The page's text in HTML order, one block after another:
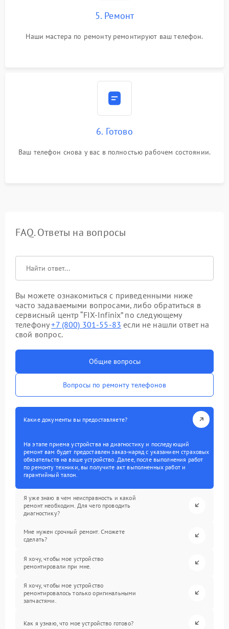
5. Ремонт
Наши мастера по ремонту ремонтируют ваш телефон.
6. Готово
Ваш телефон снова у вас в полностью рабочем состоянии.
FAQ. Ответы на вопросы
Вы можете ознакомиться с приведенными ниже
часто задаваемыми вопросами, либо обратиться в
сервисный центр “FIX-Infinix” по следующему
телефону+7 (800) 301-55-83 если не нашли ответ на
свой вопрос.
Общие вопросы
Вопросы по ремонту телефонов
Какие документы вы предоставляете?
На этапе приема устройства на диагностику и последующий
ремонт вам будет предоставлен заказ-наряд с указанием страховых
обязательств на ваше устройство. Далее, после выполнения работ
по ремонту техники, вы получите акт выполненных работ и
гарантийный талон.
Я уже знаю в чем неисправность и какой
ремонт необходим. Для чего проводить
диагностику?
Мне нужен срочный ремонт. Сможете
сделать?
Я хочу, чтобы мое устройство
ремонтировали при мне.
Я хочу, чтобы мое устройство
ремонтировалось только оригинальными
запчастями.
Как я узнаю, что мое устройство готово?